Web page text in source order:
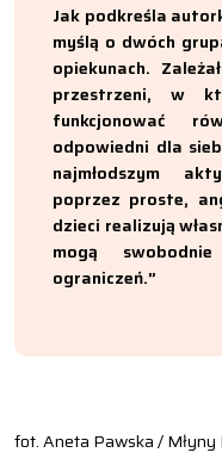
Jak podkreśla
myślą o dwóch
opiekunach.
przestrzeni, w
funkcjonować
odpowiedni dla
najmłodszym
poprzez proste,
dzieci realizują
mogą
ograniczeń.”
fot. Aneta Pawska / Młyny